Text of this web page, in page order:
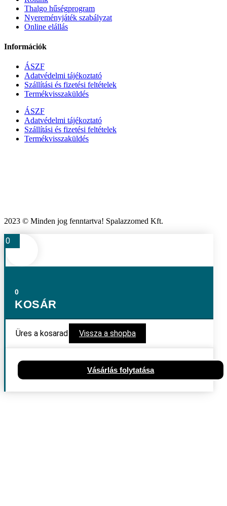
Thalgo hűségprogram
Nyereményjáték szabályzat
Online elállás
Információk
ÁSZF
Adatvédelmi tájékoztató
Szállítási és fizetési feltételek
Termékvisszaküldés
ÁSZF
Adatvédelmi tájékoztató
Szállítási és fizetési feltételek
Termékvisszaküldés
2023 © Minden jog fenntartva! Spalazzomed Kft.
0
0
KOSÁR
Üres a kosarad Vissza a shopba
Vásárlás folytatása